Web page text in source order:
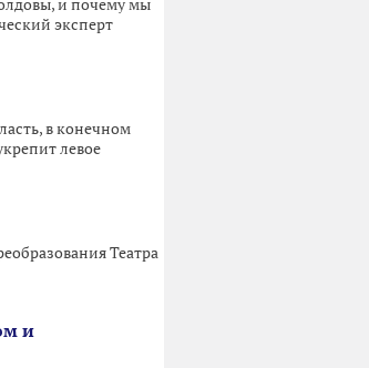
и почему мы
эксперт
в конечном
левое
Театра
и